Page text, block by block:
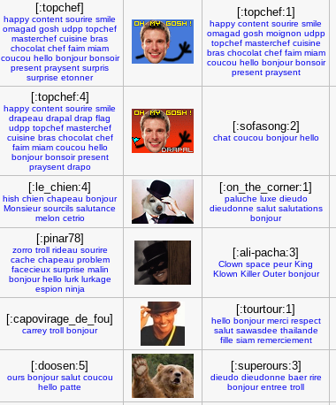
[:topchef]
happy content sourire smile
omagad gosh udpp topchef
masterchef cuisine bras
chocolat chef faim miam
coucou hello bonjour bonsoir
present praysent surpris
surprise etonner
[:topchef:1]
happy content sourire smile
omagad gosh moignon udpp
topchef masterchef cuisine
bras chocolat chef faim miam
coucou hello bonjour bonsoir
present praysent
[:topchef:4]
happy content sourire smile
drapeau drapal drap flag
udpp topchef masterchef
cuisine bras chocolat chef
faim miam coucou hello
bonjour bonsoir present
praysent drapo
[:sofasong:2]
chat coucou bonjour hello
[:le_chien:4]
hish chien chapeau bonjour
Monsieur sourcils salutance
melon cetrio
[:on_the_corner:1]
paluche luxe dieudo
dieudonne salut salutations
bonjour
[:pinar78]
zorro troll rideau sourire
cache chapeau problem
facecieux surprise malin
bonjour hello lurk lurkage
espion ninja
[:ali-pacha:3]
Clown space peur King
Klown Killer Outer bonjour
[:capovirage_de_fou]
carrey troll bonjour
[:tourtour:1]
hello bonjour merci respect
salut sawasdee thailande
fille siam remerciement
[:doosen:5]
ours bonjour salut coucou
hello patte
[:superours:3]
dieudo dieudonne baer rire
bonjour entree troll